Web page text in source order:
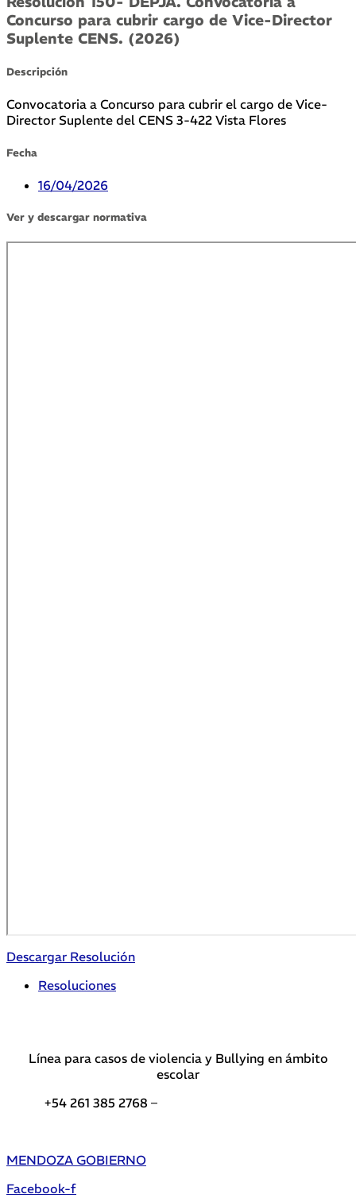
Concurso para cubrir cargo de Vice-Director
Suplente CENS. (2026)
Descripción
Convocatoria a Concurso para cubrir el cargo de Vice-
Director Suplente del CENS 3-422 Vista Flores
Fecha
16/04/2026
Ver y descargar normativa
Descargar Resolución
Resoluciones
Línea para casos de violencia y Bullying en ámbito
escolar
+54 261 385 2768 –
MENDOZA GOBIERNO
Facebook-f